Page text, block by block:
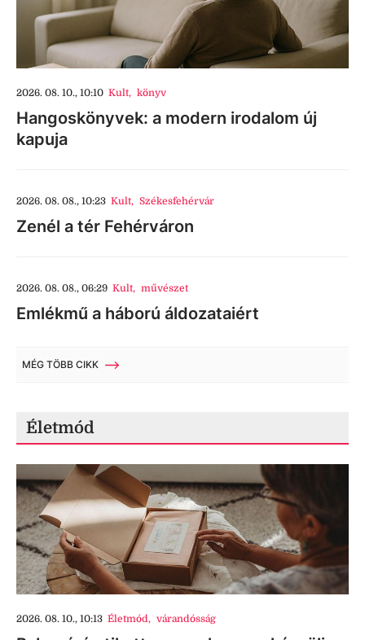
2026. 08. 10., 10:10 Kult, könyv
Hangoskönyvek: a modern irodalom új
kapuja
2026. 08. 08., 10:23 Kult, Székesfehérvár
Zenél a tér Fehérváron
2026. 08. 08., 06:29 Kult, művészet
Emlékmű a háború áldozataiért
MÉG TÖBB CIKK
Életmód
2026. 08. 10., 10:13 Életmód, várandósság